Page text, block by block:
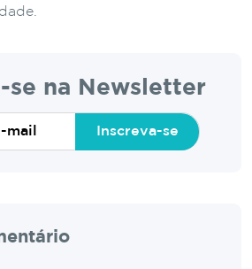
se na Newsletter
Inscreva-se